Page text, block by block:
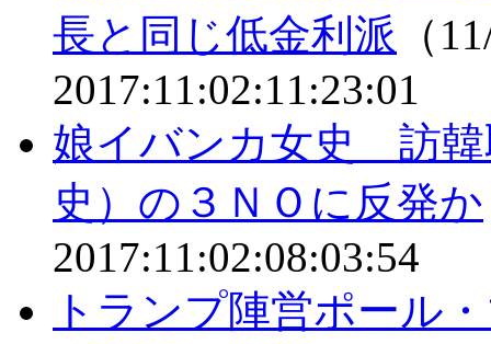
長と同じ低金利派 （
2017:11:02:11:23:01
娘イバンカ女史 訪
史）の３ＮＯに反発か
2017:11:02:08:03:54
トランプ陣営ポール